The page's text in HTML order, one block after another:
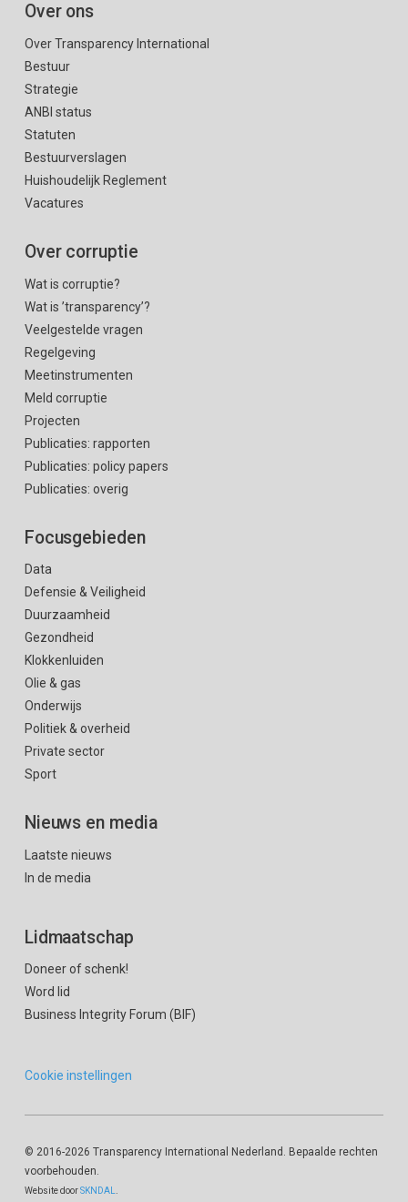
Over ons
Over Transparency International
Bestuur
Strategie
ANBI status
Statuten
Bestuurverslagen
Huishoudelijk Reglement
Vacatures
Over corruptie
Wat is corruptie?
Wat is ’transparency’?
Veelgestelde vragen
Regelgeving
Meetinstrumenten
Meld corruptie
Projecten
Publicaties: rapporten
Publicaties: policy papers
Publicaties: overig
Focusgebieden
Data
Defensie & Veiligheid
Duurzaamheid
Gezondheid
Klokkenluiden
Olie & gas
Onderwijs
Politiek & overheid
Private sector
Sport
Nieuws en media
Laatste nieuws
In de media
Lidmaatschap
Doneer of schenk!
Word lid
Business Integrity Forum (BIF)
Cookie instellingen
© 2016-2026 Transparency International Nederland. Bepaalde rechten
voorbehouden.
Website doorSKNDAL.